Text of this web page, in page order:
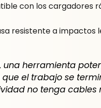
con los cargadores
resistente a impactos
una herramienta
el trabajo se
no tenga cables